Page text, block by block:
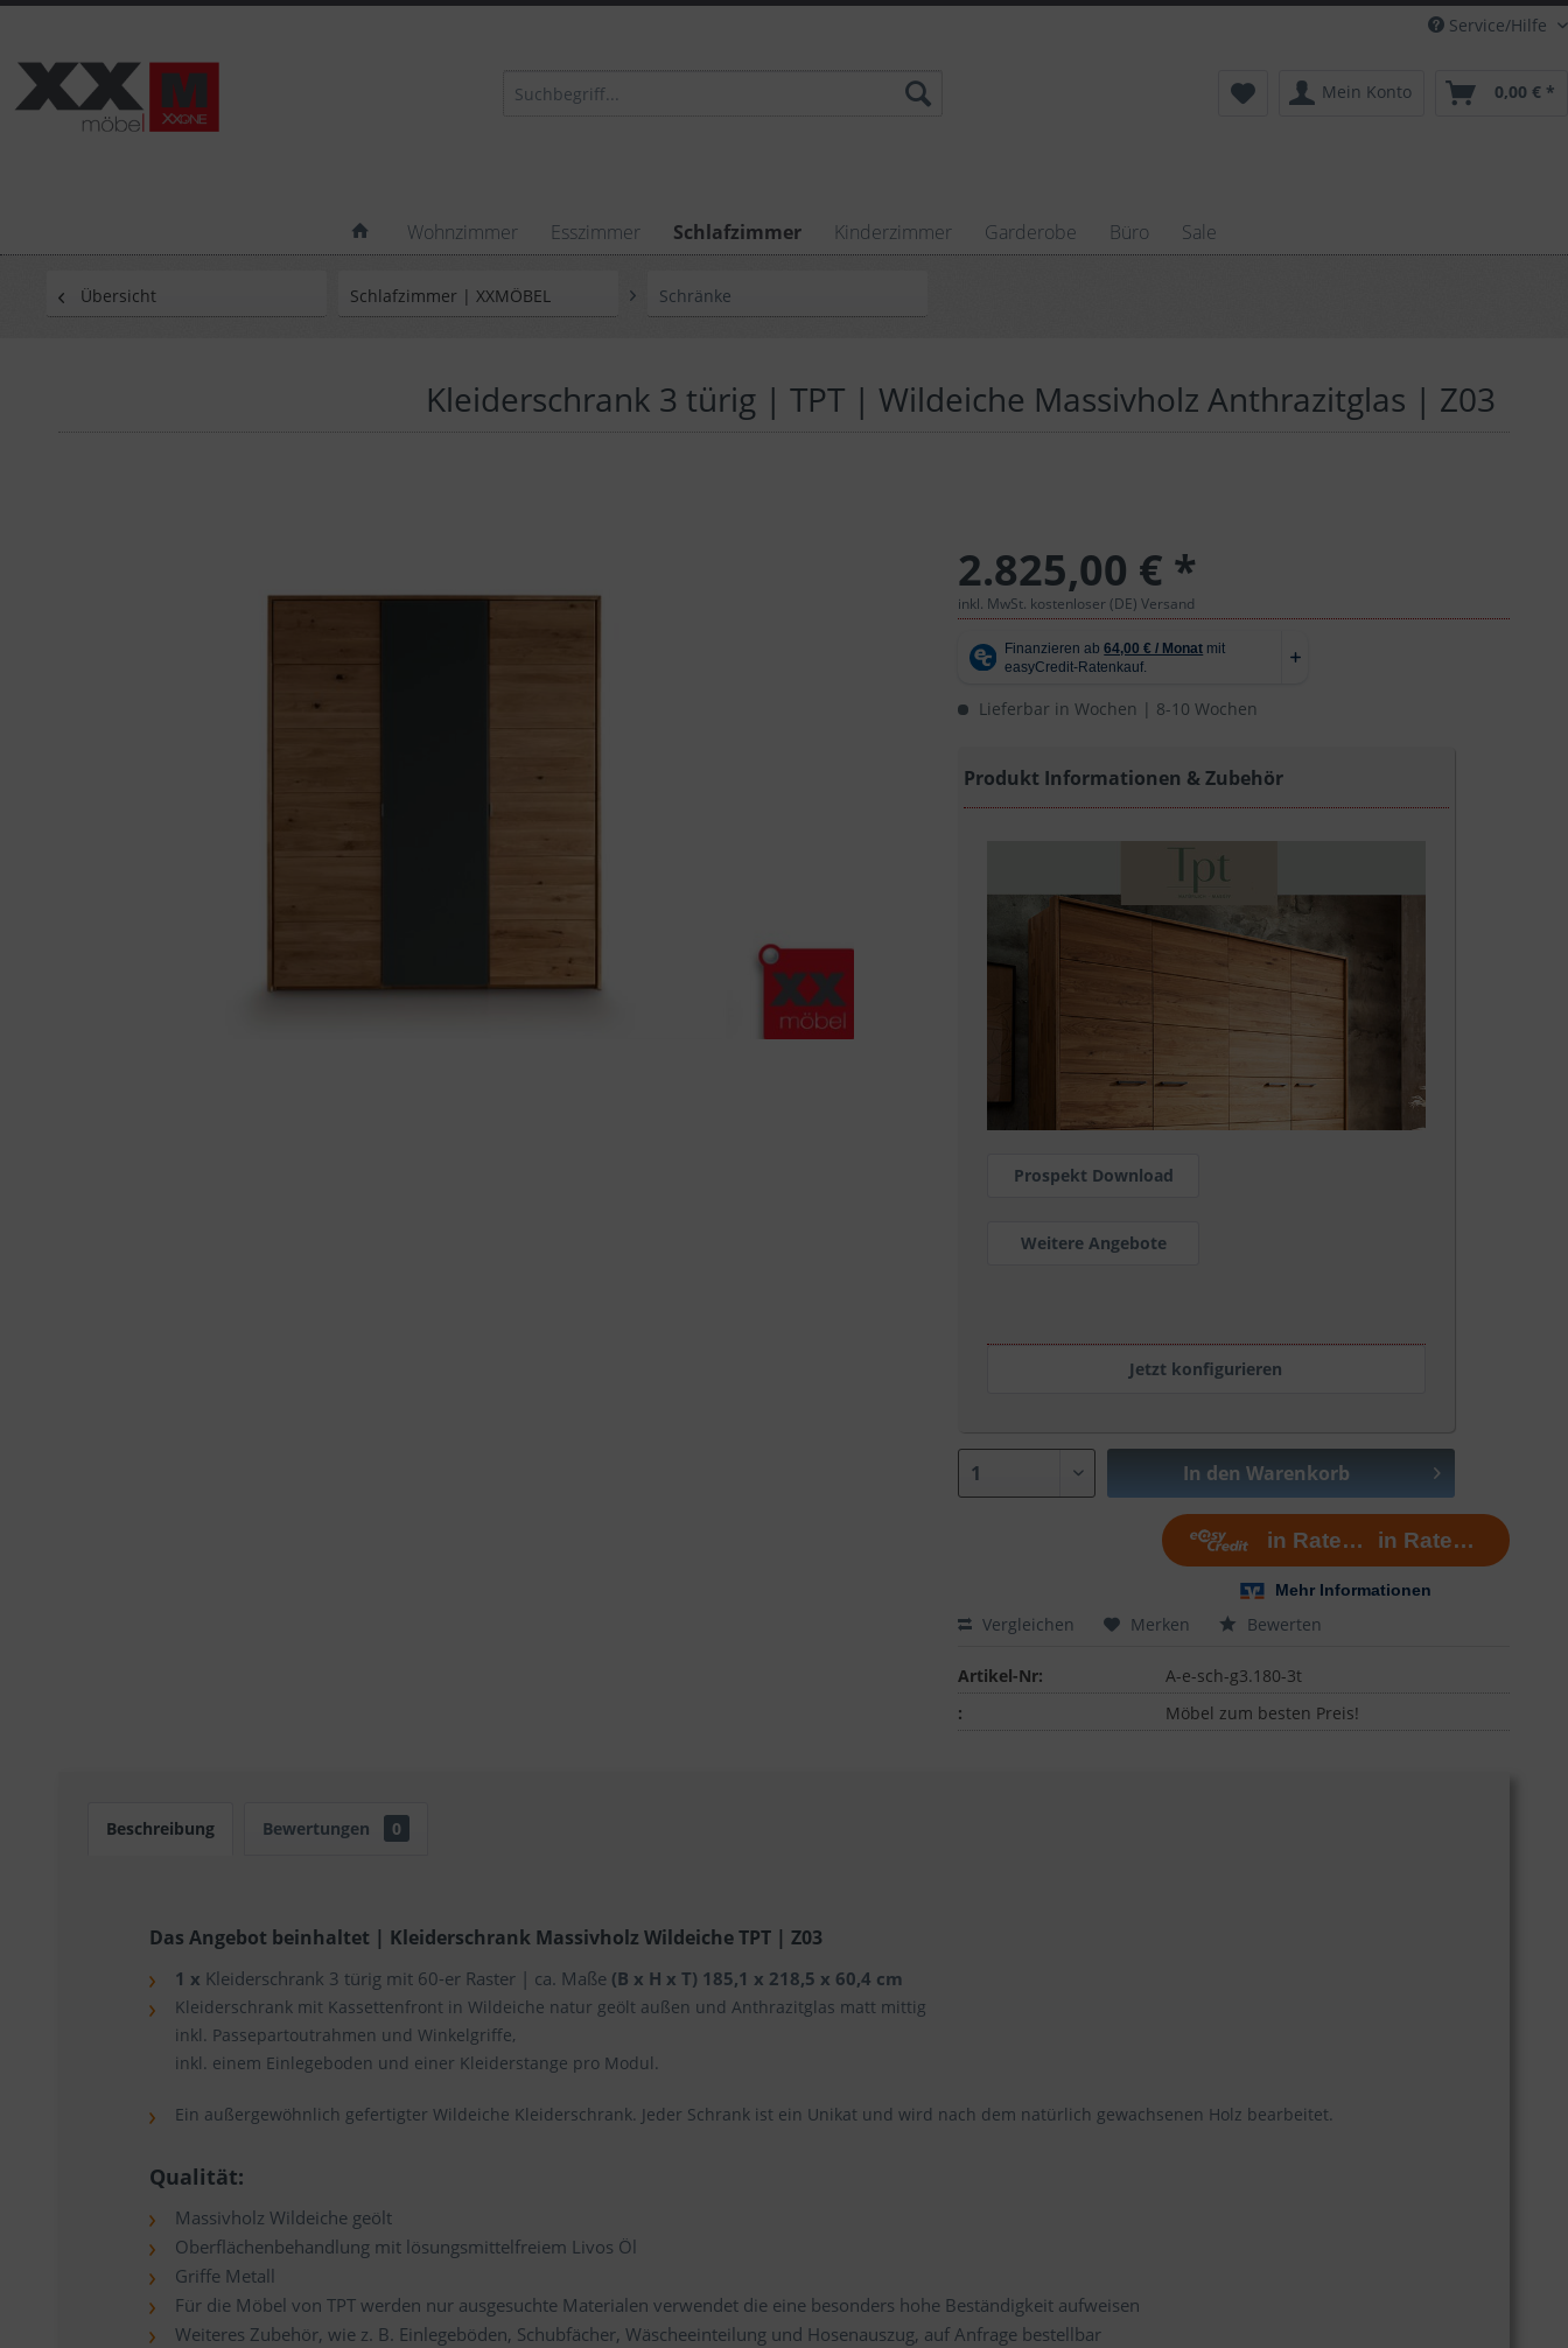
Service/Hilfe
Mein Konto 0,00 € *
Wohnzimmer Esszimmer Schlafzimmer Kinderzimmer Garderobe Büro Sale
Übersicht Schlafzimmer | XXMÖBEL Schränke
Kleiderschrank 3 türig | TPT | Wildeiche Massivholz Anthrazitglas | Z03
2.825,00 € *
inkl. MwSt. kostenloser (DE) Versand
Lieferbar in Wochen | 8-10 Wochen
Produkt Informationen & Zubehör
Prospekt Download
Weitere Angebote
Jetzt konfigurieren
In den Warenkorb
Vergleichen Merken Bewerten
Artikel-Nr:
A-e-sch-g3.180-3t
:
Möbel zum besten Preis!
Beschreibung Bewertungen 0
Das Angebot beinhaltet | Kleiderschrank Massivholz Wildeiche TPT | Z03
1 x Kleiderschrank 3 türig mit 60-er Raster | ca. Maße (B x H x T) 185,1 x 218,5 x 60,4 cm
Kleiderschrank mit Kassettenfront in Wildeiche natur geölt außen und Anthrazitglas matt mittig
inkl. Passepartoutrahmen und Winkelgriffe,
inkl. einem Einlegeboden und einer Kleiderstange pro Modul.
Ein außergewöhnlich gefertigter Wildeiche Kleiderschrank. Jeder Schrank ist ein Unikat und wird nach dem natürlich gewachsenen Holz bearbeitet.
Qualität:
Massivholz Wildeiche geölt
Oberflächenbehandlung mit lösungsmittelfreiem Livos Öl
Griffe Metall
Für die Möbel von TPT werden nur ausgesuchte Materialen verwendet die eine besonders hohe Beständigkeit aufweisen
Weiteres Zubehör, wie z. B. Einlegeböden, Schubfächer, Wäscheeinteilung und Hosenauszug, auf Anfrage bestellbar